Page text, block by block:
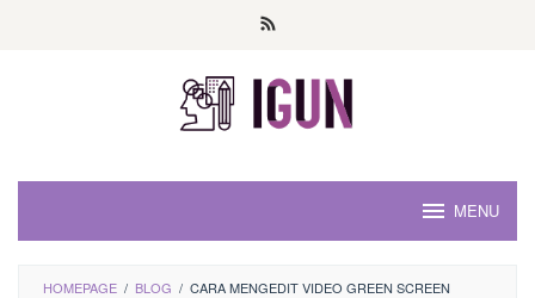
MENU
HOMEPAGE / BLOG / CARA MENGEDIT VIDEO GREEN SCREEN